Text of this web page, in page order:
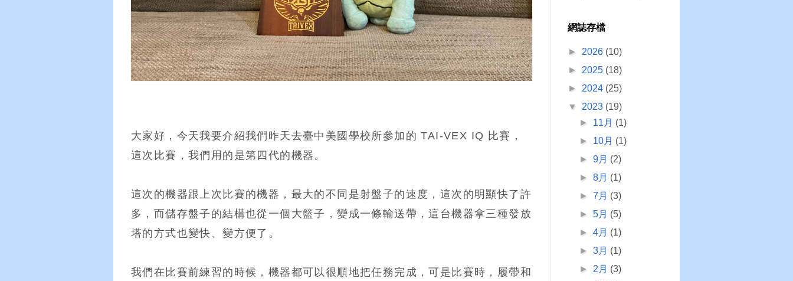
大家好，今天我要介紹我們昨天去臺中美國學校所參加的 TAI-VEX IQ 比賽，
這次比賽，我們用的是第四代的機器。
這次的機器跟上次比賽的機器，最大的不同是射盤子的速度，這次的明顯快了許
多，而儲存盤子的結構也從一個大籃子，變成一條輸送帶，這台機器拿三種發放
塔的方式也變快、變方便了。
我們在比賽前練習的時候，機器都可以很順地把任務完成，可是比賽時，履帶和
網誌存檔
► 2026 (10)
► 2025 (18)
► 2024 (25)
▼ 2023 (19)
► 11月 (1)
► 10月 (1)
►9月 (2)
►8月 (1)
►7月 (3)
►5月 (5)
►4月 (1)
►3月 (1)
► 2月 (3)